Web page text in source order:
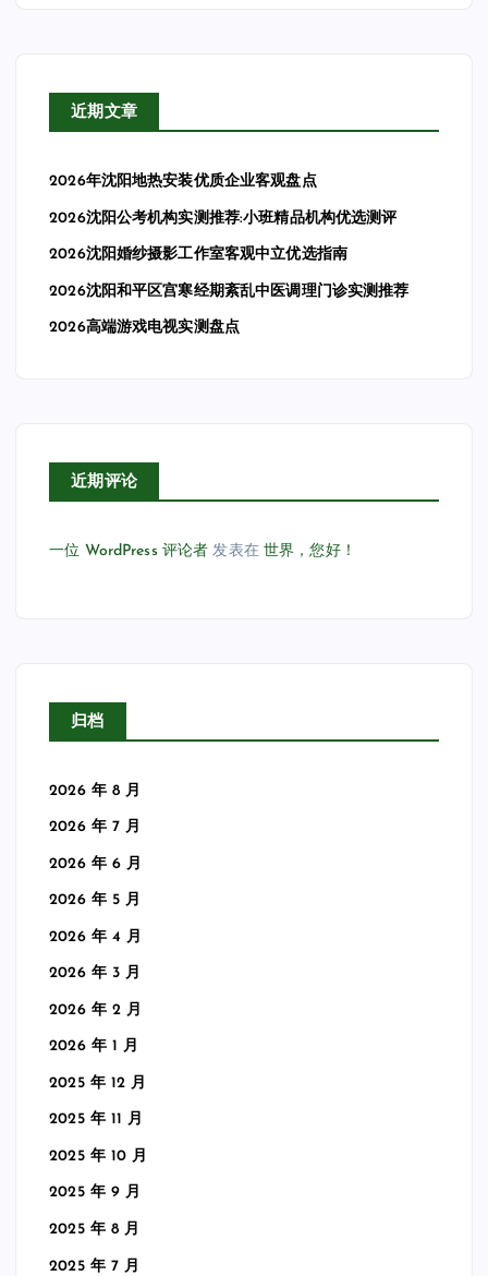
近期文章
2026年沈阳地热安装优质企业客观盘点
2026沈阳公考机构实测推荐:小班精品机构优选测评
2026沈阳婚纱摄影工作室客观中立优选指南
2026沈阳和平区宫寒经期紊乱中医调理门诊实测推荐
2026高端游戏电视实测盘点
近期评论
一位 WordPress 评论者 发表在世界，您好！
归档
2026 年 8 月
2026 年 7 月
2026 年 6 月
2026 年 5 月
2026 年 4 月
2026 年 3 月
2026 年 2 月
2026 年 1 月
2025 年 12 月
2025 年 11 月
2025 年 10 月
2025 年 9 月
2025 年 8 月
2025 年 7 月